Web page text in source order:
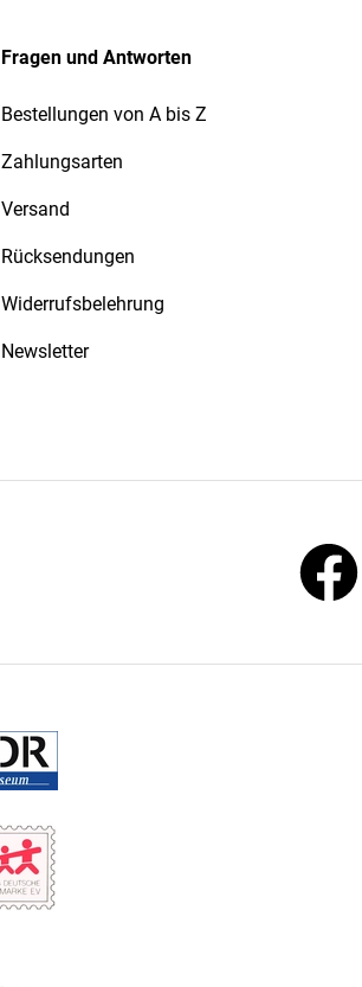
Fragen und Antworten
Bestellungen von A bis Z
Zahlungsarten
Versand
Rücksendungen
Widerrufsbelehrung
Newsletter